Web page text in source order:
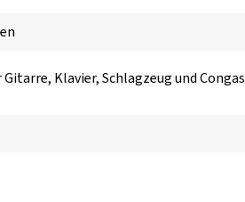
Klavier, Schlagzeug und Congas